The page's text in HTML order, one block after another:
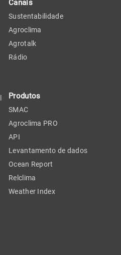
Canais
Sustentabilidade
Agroclima
Agrotalk
Rádio
Produtos
SMAC
Agroclima PRO
API
Levantamento de dados
Ocean Report
Relclima
Weather Index